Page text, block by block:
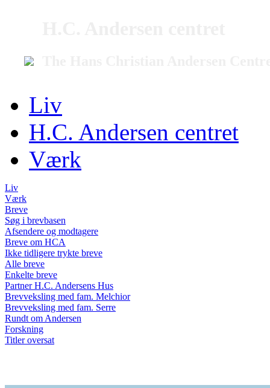
Liv
H.C. Andersen centret
Værk
Liv
Værk
Breve
Søg i brevbasen
Afsendere og modtagere
Breve om HCA
Ikke tidligere trykte breve
Alle breve
Enkelte breve
Partner H.C. Andersens Hus
Brevveksling med fam. Melchior
Brevveksling med fam. Serre
Rundt om Andersen
Forskning
Titler oversat